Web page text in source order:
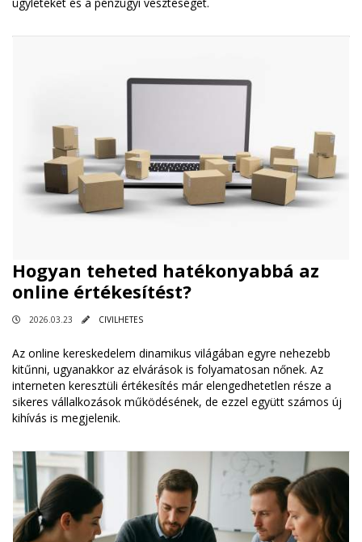
Hogyan teheted hatékonyabbá az
online értékesítést?
2026.03.23 CIVILHETES
Az online kereskedelem dinamikus világában egyre nehezebb
kitűnni, ugyanakkor az elvárások is folyamatosan nőnek. Az
interneten keresztüli értékesítés már elengedhetetlen része a
sikeres vállalkozások működésének, de ezzel együtt számos új
kihívás is megjelenik.